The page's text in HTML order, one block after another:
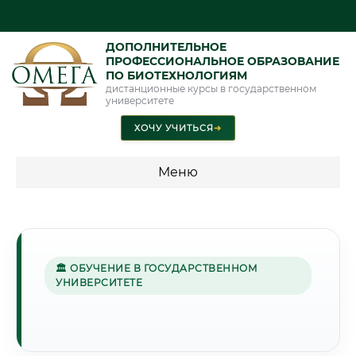
ДОПОЛНИТЕЛЬНОЕ
ПРОФЕССИОНАЛЬНОЕ ОБРАЗОВАНИЕ
ПО БИОТЕХНОЛОГИЯМ
дистанционные курсы в государственном
университете
ХОЧУ УЧИТЬСЯ➜
Меню
🏛 ОБУЧЕНИЕ В ГОСУДАРСТВЕННОМ
УНИВЕРСИТЕТЕ